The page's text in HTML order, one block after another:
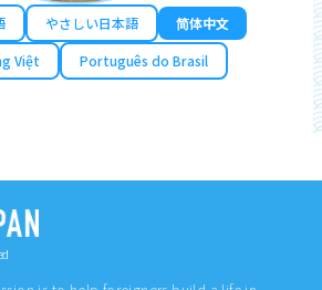
やさしい日本語
简体中文
Việt
Português do Brasil